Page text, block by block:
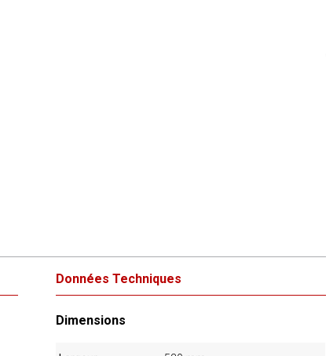
Données Techniques
Dimensions